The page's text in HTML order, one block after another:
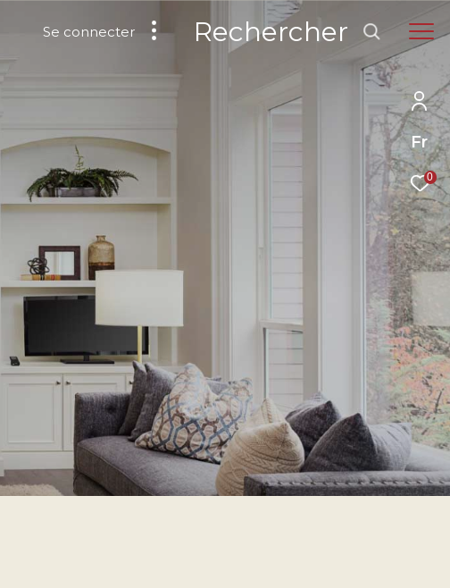
Fr
0
Se connecter Rechercher